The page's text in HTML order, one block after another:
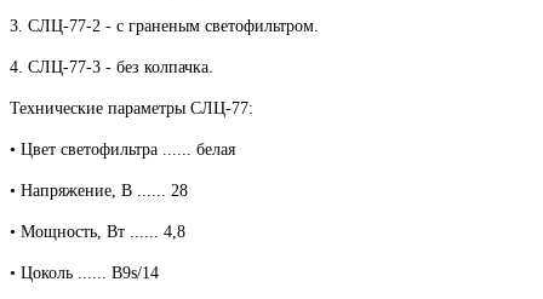
3. СЛЦ-77-2 - с граненым светофильтром.
4. СЛЦ-77-3 - без колпачка.
Технические параметры СЛЦ-77:
• Цвет светофильтра ...... белая
• Напряжение, В ...... 28
• Мощность, Вт ...... 4,8
• Цоколь ...... B9s/14